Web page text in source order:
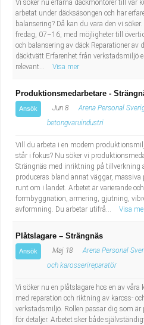
Industriell tillverkning
Installation, drift, underhåll
Kropps- och skönhetsvård
Kultur, media, design
Militärt arbete
Naturbruk
Naturvetenskapligt arbete
Pedagogiskt arbete
Sanering och renhållning
Säkerhetsarbete
Behandlingsassistent/
Tandsköterska
Budbilsförare
Tidningsbud/
Lärare i fritidshem/
Taxiförare/Taxichaufför
Läkarsekreterare/
sekreterare
Lastbilsförare m.fl.
Fastighetsskötare
Informatör/Kommunikatör
Vi söker nu erfarna däckmontörer till vår
arbetat under däcksäsongen och har
balansering? Då kan du vara den vi
fredag, 07–16, med möjligheter till
och balansering av däck Reparationer av
däcktvätt Erfarenhet från verkstadsmiljö
relevant...
Visa mer
Produktionsmedarbetare -
Ansök Jun 8 Arena Personal
betongvaruindustri
Vill du arbeta i en modern
står i fokus? Nu söker vi
Strängnäs med inriktning på tillverkning
produceras bland annat väggar,
runt om i landet. Arbetet är varierande
formbyggnation, armering, gjutning,
avformning. Du arbetar utifrå...
Visa
Plåtslagare – Strängnäs
Ansök Maj 18 Arena Personal
och karosserireparatör
Vi söker nu en plåtslagare hos en av
med reparation och riktning av kaross-
verkstadsmiljö. Rollen passar dig som
för detaljer. Arbetet sker både